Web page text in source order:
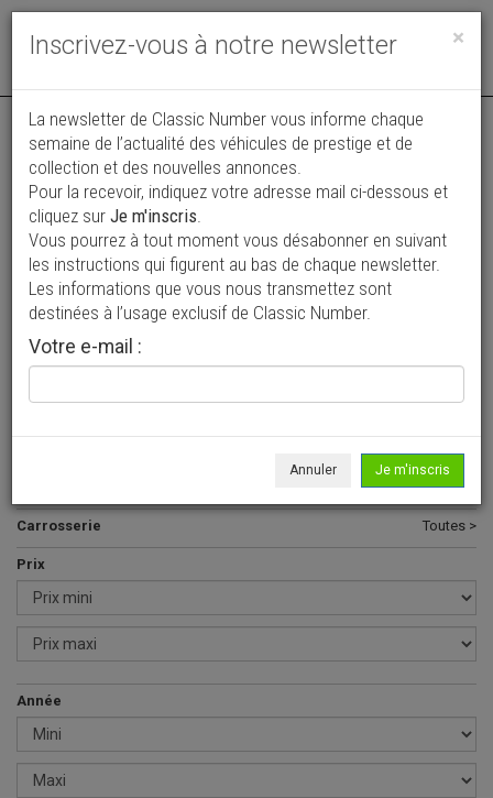
Toggle
Vos annonces vues par
plus de 4 millions de collectionneurs
Ajouter une annonce
> Rechercher un véhicule
Tous >
Carrosserie Toutes >
Prix
Année
×
Inscrivez-vous à notre newsletter
La newsletter de Classic Number vous informe chaque
semaine de l’actualité des véhicules de prestige et de
collection et des nouvelles annonces.
Pour la recevoir, indiquez votre adresse mail ci-dessous et
cliquez sur Je m'inscris.
Vous pourrez à tout moment vous désabonner en suivant
les instructions qui figurent au bas de chaque newsletter.
Les informations que vous nous transmettez sont
destinées à l’usage exclusif de Classic Number.
Votre e-mail :
Annuler Je m'inscris